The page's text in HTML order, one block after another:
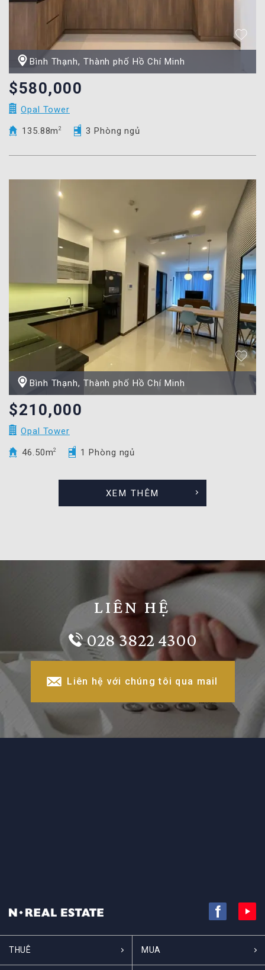
Bình Thạnh, Thành phố Hồ Chí Minh
$580,000
Opal Tower
135.88m2 3 Phòng ngủ
Bình Thạnh, Thành phố Hồ Chí Minh
$210,000
Opal Tower
46.50m2 1 Phòng ngủ
XEM THÊM
LIÊN HỆ
028 3822 4300
Liên hệ với chúng tôi qua mail
THUÊ MUA